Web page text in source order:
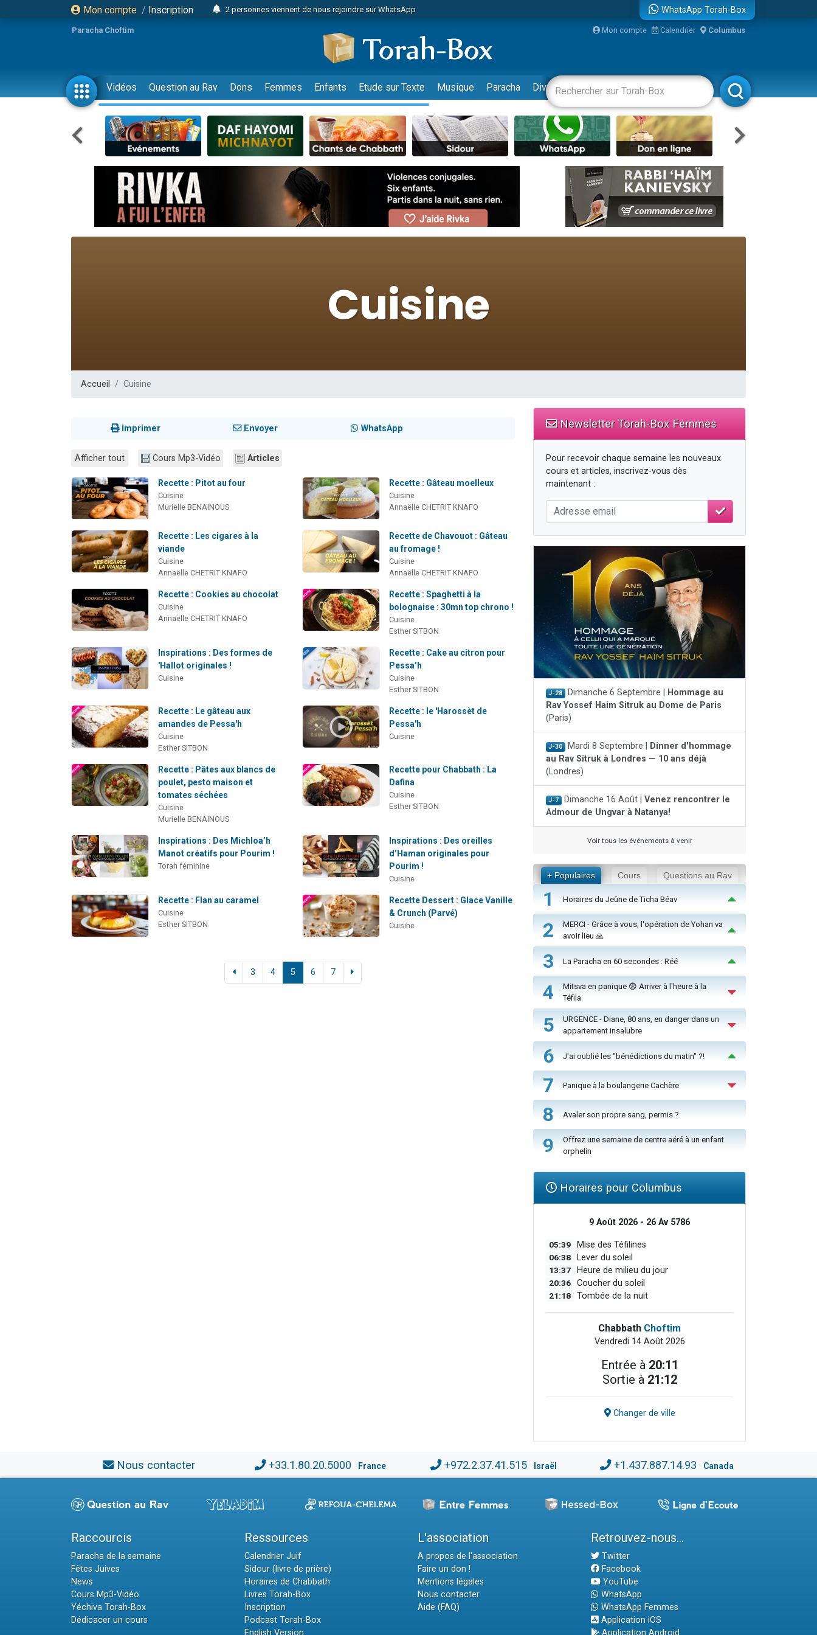
Mon compte / Inscription
2 personnes viennent de nous rejoindre sur WhatsApp
3 personnes viennent de faire un don pour Événements Torah-Box
2 personnes viennent de faire un don pour Tsédaka : pauvres d'Israel
3 personnes viennent de nous rejoindre sur WhatsApp
11 personnes viennent de demander une bénédiction
3 personnes viennent de faire un don pour Diane, 80 ans, dans un appartement insalubre
Il reste 49 places pour étudier en groupe sur Zoom
2 personnes viennent de nous rejoindre sur WhatsApp
29 personnes viennent de demander une bénédiction
Il reste 49 places pour étudier en groupe sur Zoom
2 personnes viennent de nous rejoindre sur WhatsApp
6 personnes viennent de nous rejoindre sur WhatsApp
4 personnes viennent de nous rejoindre sur WhatsApp
Il reste 49 places pour étudier en groupe sur Zoom
WhatsApp Torah-Box
Paracha Choftim Mon compte Calendrier Columbus
Vidéos Question au Rav Dons Femmes Enfants Etude sur Texte Musique Paracha Divertissements Livres Rabbanim
Accueil Cuisine
Imprimer Envoyer WhatsApp
Afficher tout Cours Mp3-Vidéo Articles
Recette : Pitot au four
Cuisine
Murielle BENAINOUS
Recette : Gâteau moelleux
Cuisine
Annaëlle CHETRIT KNAFO
Recette : Les cigares à la
viande
Cuisine
Annaëlle CHETRIT KNAFO
Recette de Chavouot : Gâteau
au fromage !
Cuisine
Annaëlle CHETRIT KNAFO
Recette : Cookies au chocolat
Cuisine
Annaëlle CHETRIT KNAFO
Recette : Spaghetti à la
bolognaise : 30mn top chrono !
Cuisine
Esther SITBON
Inspirations : Des formes de
'Hallot originales !
Cuisine
Recette : Cake au citron pour
Pessa’h
Cuisine
Esther SITBON
Recette : Le gâteau aux
amandes de Pessa'h
Cuisine
Esther SITBON
Recette : le 'Harossèt de
Pessa'h
Cuisine
Recette : Pâtes aux blancs de
poulet, pesto maison et
tomates séchées
Cuisine
Murielle BENAINOUS
Recette pour Chabbath : La
Dafina
Cuisine
Esther SITBON
Inspirations : Des Michloa’h
Manot créatifs pour Pourim !
Torah féminine
Inspirations : Des oreilles
d’Haman originales pour
Pourim !
Cuisine
Recette : Flan au caramel
Cuisine
Esther SITBON
Recette Dessert : Glace Vanille
& Crunch (Parvé)
Cuisine
3 4 5 6 7
Newsletter Torah-Box Femmes
Pour recevoir chaque semaine les nouveaux
cours et articles, inscrivez-vous dès
maintenant :
J-28 Dimanche 6 Septembre |
Hommage au
Rav Yossef Haim Sitruk au Dome de Paris
(Paris)
J-30 Mardi 8 Septembre |
Dinner d'hommage
au Rav Sitruk à Londres — 10 ans déjà
(Londres)
J-7 Dimanche 16 Août | Venez rencontrer le
Admour de Ungvar à Natanya!
Voir tous les événements à venir
+ Populaires Cours Questions au Rav
1 Horaires du Jeûne de Ticha Béav
2
MERCI - Grâce à vous, l'opération de Yohan va
avoir lieu 🙏
3 La Paracha en 60 secondes : Réé
4
Mitsva en panique 😨 Arriver à l'heure à la
Téfila
5
URGENCE - Diane, 80 ans, en danger dans un
appartement insalubre
6 J'ai oublié les "bénédictions du matin" ?!
7 Panique à la boulangerie Cachère
8 Avaler son propre sang, permis ?
9
Offrez une semaine de centre aéré à un enfant
orphelin
Horaires pour Columbus
9 Août 2026 - 26 Av 5786
05:39 Mise des Téfilines
06:38 Lever du soleil
13:37 Heure de milieu du jour
20:36 Coucher du soleil
21:18 Tombée de la nuit
Chabbath Choftim
Vendredi 14 Août 2026
Entrée à 20:11
Sortie à 21:12
Changer de ville
Nous contacter +33.1.80.20.5000 France +972.2.37.41.515 Israël +1.437.887.14.93 Canada
Raccourcis
Paracha de la semaine
Fêtes Juives
News
Cours Mp3-Vidéo
Yéchiva Torah-Box
Dédicacer un cours
Ressources
Calendrier Juif
Sidour (livre de prière)
Horaires de Chabbath
Livres Torah-Box
Inscription
Podcast Torah-Box
English Version
L'association
A propos de l'association
Faire un don !
Mentions légales
Nous contacter
Aide (FAQ)
Retrouvez-nous...
Twitter
Facebook
YouTube
WhatsApp
WhatsApp Femmes
Application iOS
Application Android